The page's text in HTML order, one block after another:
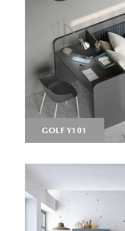
GOLF Y101